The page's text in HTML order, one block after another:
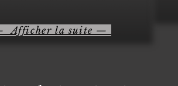
Afficher la suite —